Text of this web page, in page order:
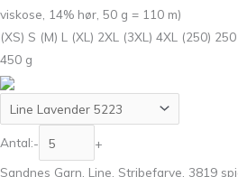
viskose, 14% hør, 50 g = 110 m)
(XS) S (M) L (XL) 2XL (3XL) 4XL (250)
450 g
Antal:-
+
Sandnes Garn, Line, Stribefarve, 3819